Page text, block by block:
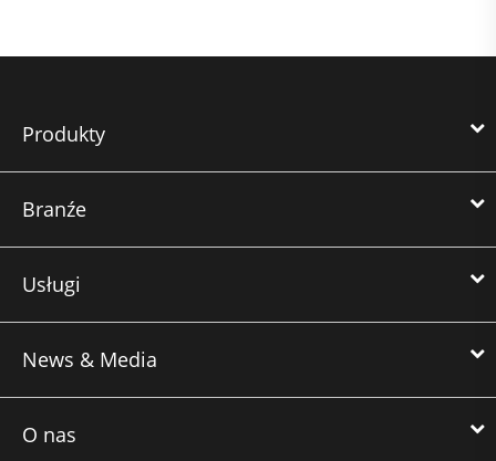
Produkty
Branźe
Usługi
News & Media
O nas